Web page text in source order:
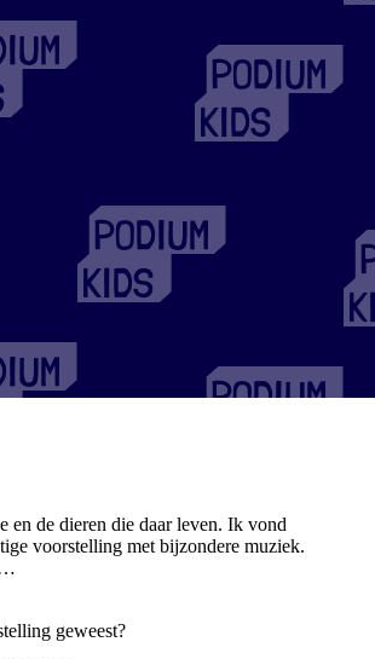
en de dieren die daar leven. Ik vond
voorstelling met bijzondere muziek.
geweest?